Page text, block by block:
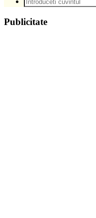
Publicitate